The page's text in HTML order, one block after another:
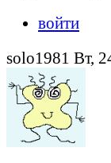
войти
solo1981 Вт,